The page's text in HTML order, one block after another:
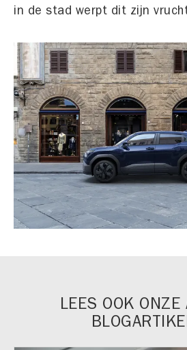
in de stad werpt dit zijn
LEES OOK ONZE